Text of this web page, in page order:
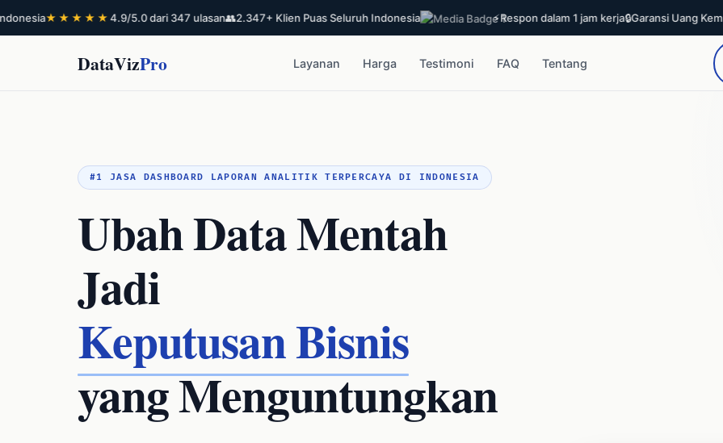
★★★★★4.9/5.0 dari 347 ulasan 👥2.347+ Klien Puas Seluruh Indonesia ⚡ Respon dalam 1 jam kerja🔒Garansi Uang Kembali
DataVizPro Layanan Harga Testimoni FAQ Tentang
#1 JASA DASHBOARD LAPORAN ANALITIK TERPERCAYA DI INDONESIA
Ubah Data Mentah
Jadi
Keputusan Bisnis
yang Menguntungkan